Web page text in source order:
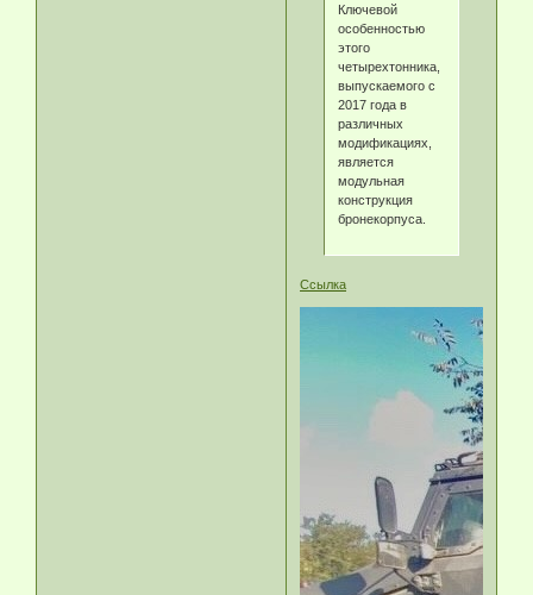
Ключевой
особенностью
этого
четырехтонника,
выпускаемого с
2017 года в
различных
модификациях,
является
модульная
конструкция
бронекорпуса.
Ссылка